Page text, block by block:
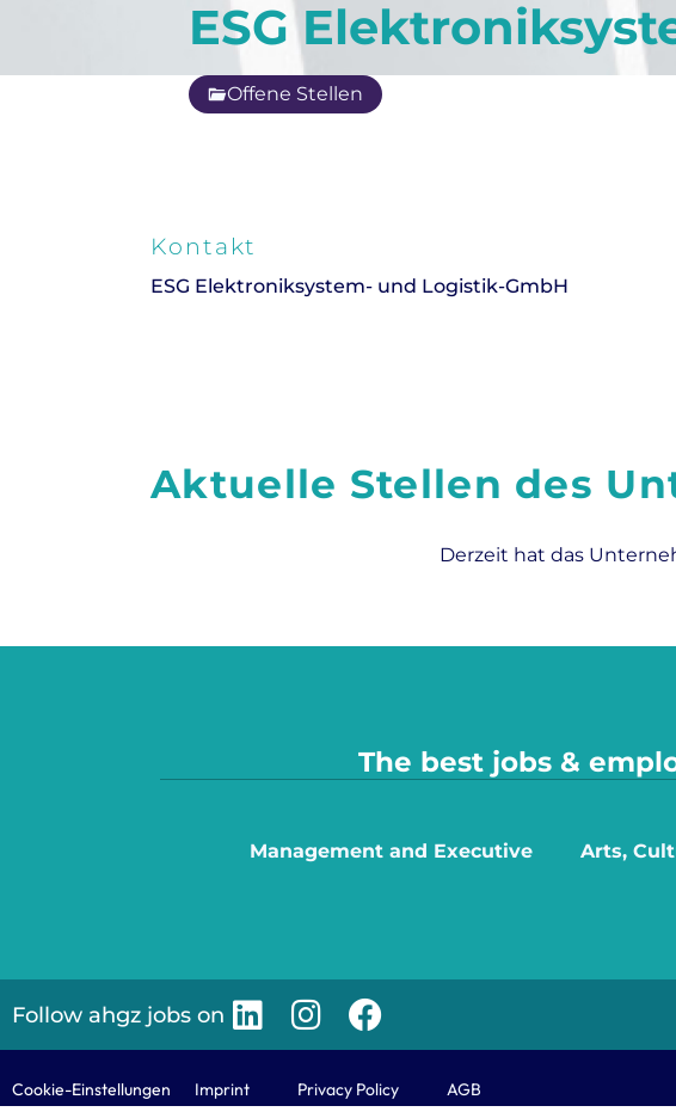
ESG
Offene Stellen
Kontakt
ESG Elektroniksystem- und Logistik-GmbH
Aktuelle Stellen des
Derzeit hat das
The best jobs &
Management and Executive Arts,
Follow ahgz jobs on
Cookie-Einstellungen Imprint Privacy Policy AGB